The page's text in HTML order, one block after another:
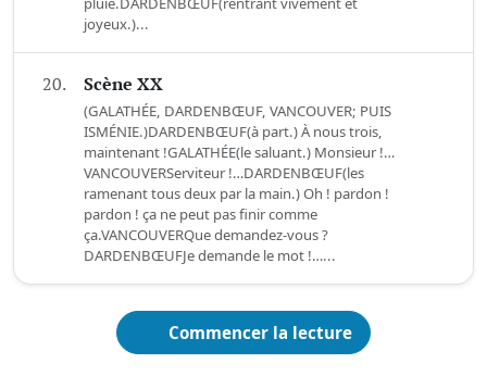
joyeux.)...
20. Scène XX
(GALATHÉE, DARDENBŒUF, VANCOUVER; PUIS
ISMÉNIE.)DARDENBŒUF(à part.) À nous trois,
maintenant !GALATHÉE(le saluant.) Monsieur !…
VANCOUVERServiteur !…DARDENBŒUF(les
ramenant tous deux par la main.) Oh ! pardon !
pardon ! ça ne peut pas finir comme
ça.VANCOUVERQue demandez-vous ?
DARDENBŒUFJe demande le mot !…...
Commencer la lecture